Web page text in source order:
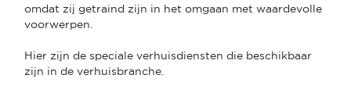
omdat zij getraind zijn in het omgaan met waardevolle
voorwerpen.
Hier zijn de speciale verhuisdiensten die beschikbaar
zijn in de verhuisbranche.